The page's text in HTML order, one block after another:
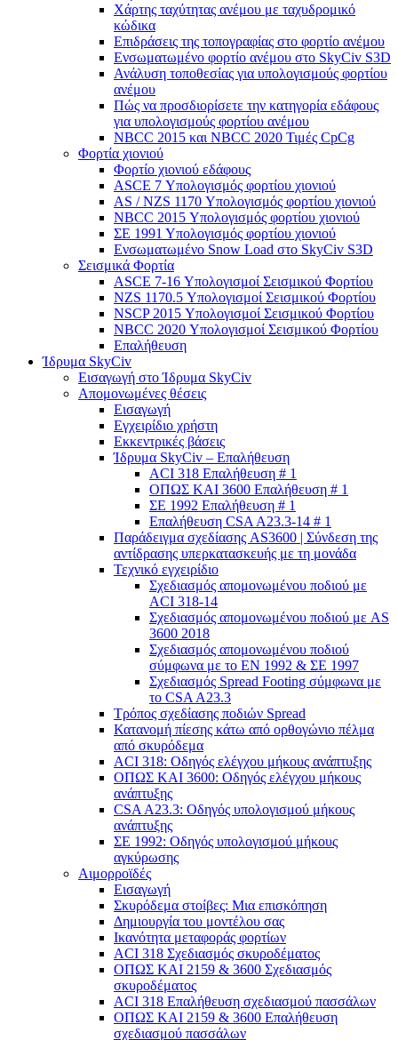
Χάρτης ταχύτητας ανέμου με ταχυδρομικό
κώδικα
Επιδράσεις της τοπογραφίας στο φορτίο ανέμου
Ενσωματωμένο φορτίο ανέμου στο SkyCiv S3D
Ανάλυση τοποθεσίας για υπολογισμούς φορτίου
ανέμου
Πώς να προσδιορίσετε την κατηγορία εδάφους
για υπολογισμούς φορτίου ανέμου
NBCC 2015 και NBCC 2020 Τιμές CpCg
Φορτία χιονιού
Φορτίο χιονιού εδάφους
ASCE 7 Υπολογισμός φορτίου χιονιού
AS / NZS 1170 Υπολογισμός φορτίου χιονιού
NBCC 2015 Υπολογισμός φορτίου χιονιού
ΣΕ 1991 Υπολογισμός φορτίου χιονιού
Ενσωματωμένο Snow Load στο SkyCiv S3D
Σεισμικά Φορτία
ASCE 7-16 Υπολογισμοί Σεισμικού Φορτίου
NZS 1170.5 Υπολογισμοί Σεισμικού Φορτίου
NSCP 2015 Υπολογισμοί Σεισμικού Φορτίου
NBCC 2020 Υπολογισμοί Σεισμικού Φορτίου
Επαλήθευση
Ίδρυμα SkyCiv
Εισαγωγή στο Ίδρυμα SkyCiv
Απομονωμένες θέσεις
Εισαγωγή
Εγχειρίδιο χρήστη
Εκκεντρικές βάσεις
Ίδρυμα SkyCiv – Επαλήθευση
ACI 318 Επαλήθευση # 1
ΟΠΩΣ ΚΑΙ 3600 Επαλήθευση # 1
ΣΕ 1992 Επαλήθευση # 1
Επαλήθευση CSA A23.3-14 # 1
Παράδειγμα σχεδίασης AS3600 | Σύνδεση της
αντίδρασης υπερκατασκευής με τη μονάδα
Τεχνικό εγχειρίδιο
Σχεδιασμός απομονωμένου ποδιού με
ACI 318-14
Σχεδιασμός απομονωμένου ποδιού με AS
3600 2018
Σχεδιασμός απομονωμένου ποδιού
σύμφωνα με το ΕΝ 1992 & ΣΕ 1997
Σχεδιασμός Spread Footing σύμφωνα με
το CSA A23.3
Τρόπος σχεδίασης ποδιών Spread
Κατανομή πίεσης κάτω από ορθογώνιο πέλμα
από σκυρόδεμα
ACI 318: Οδηγός ελέγχου μήκους ανάπτυξης
ΟΠΩΣ ΚΑΙ 3600: Οδηγός ελέγχου μήκους
ανάπτυξης
CSA A23.3: Οδηγός υπολογισμού μήκους
ανάπτυξης
ΣΕ 1992: Οδηγός υπολογισμού μήκους
αγκύρωσης
Αιμορροϊδές
Εισαγωγή
Σκυρόδεμα στοίβες: Μια επισκόπηση
Δημιουργία του μοντέλου σας
Ικανότητα μεταφοράς φορτίων
ACI 318 Σχεδιασμός σκυροδέματος
ΟΠΩΣ ΚΑΙ 2159 & 3600 Σχεδιασμός
σκυροδέματος
ACI 318 Επαλήθευση σχεδιασμού πασσάλων
ΟΠΩΣ ΚΑΙ 2159 & 3600 Επαλήθευση
σχεδιασμού πασσάλων